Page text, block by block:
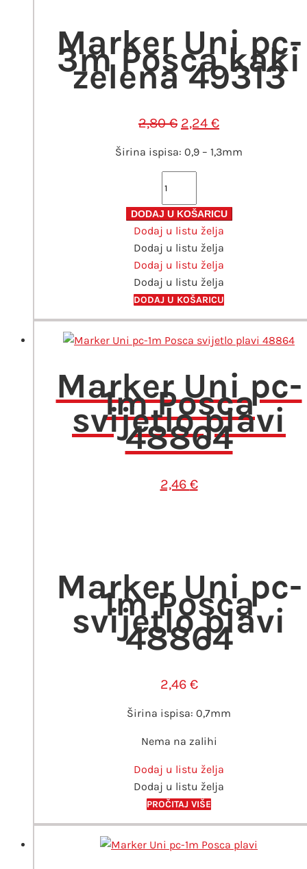
Marker Uni pc-
3m Posca kaki
zelena 49313
2,80€ Izvorna
bila
je:
2,24 €Trenutna
je:
Širina ispisa: 0,9 – 1,3mm
pc-
3m
Posca
kaki
zelena
49313
količina
DODAJ U KOŠARICU
Dodaj u listu želja
Dodaj u listu želja
Dodaj u listu želja
Dodaj u listu želja
DODAJ U KOŠARICU
Marker Uni pc-
1m Posca
svijetlo plavi
48864
2,46 €
Marker Uni pc-
1m Posca
svijetlo plavi
48864
2,46 €
Širina ispisa: 0,7mm
Nema na zalihi
Dodaj u listu želja
Dodaj u listu želja
PROČITAJ VIŠE